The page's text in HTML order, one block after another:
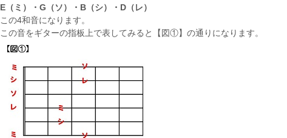
E（ミ）・G（ソ）・B（シ）・D（レ）
この4和音になります。
この音をギターの指板上で表してみると【図①】の通りになります。